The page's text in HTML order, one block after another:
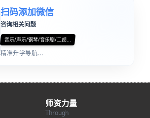
扫码添加微信
咨询相关问题
音乐/声乐/钢琴/音乐剧/二胡...
精准升学导航...
师资力量
Through